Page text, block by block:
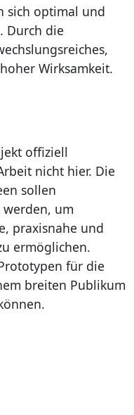
sich optimal und
Durch die
Wirksamkeit.
offiziell
nicht hier. Die
sollen
um
praxisnahe und
ermöglichen.
für die
breiten Publikum